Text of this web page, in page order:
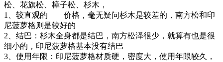
松、花旗松、樟子松、杉木，
1、较直观的——价格，毫无疑问杉木是较差的，南方松和印
尼菠萝格则是较好的
2、结巴：杉木全身都是结巴，南方松泽很少，就算有也是很
细小的，印尼菠萝格基本没有结巴
3、使用年限：印尼菠萝格材质硬，密度大，使用年限较久，